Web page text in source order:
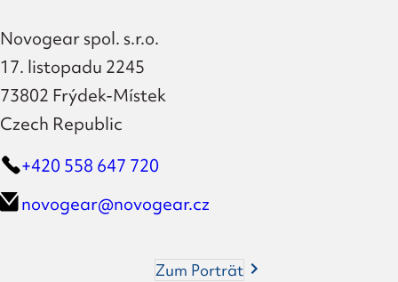
Novogear spol. s.r.o.
17. listopadu 2245
73802 Frýdek-Místek
Czech Republic
+420 558 647 720
novogear@novogear.cz
Zum Porträt